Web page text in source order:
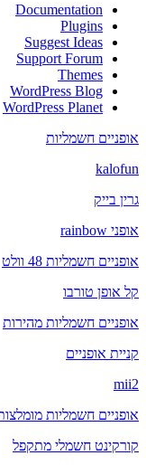
Documentation
Plugins
Suggest Ideas
Support Forum
Themes
WordPress Blog
WordPress Planet
אופניים חשמליות
kalofun
גרין בייק
אופני rainbow
אופניים חשמליות 48 וולט
קל אופן טורבו
אופניים חשמליות מהירות
קניית אופניים
mii2
אופניים חשמליות
קורקינט חשמלי מתקפל